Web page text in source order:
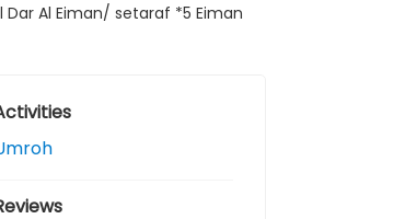
o
Al Eiman/ setaraf *5 Eiman